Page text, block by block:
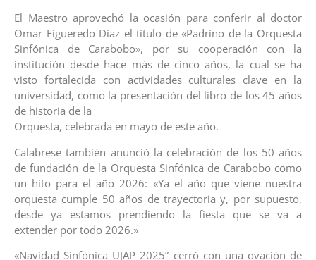
El Maestro aprovechó la ocasión para conferir al doctor
Omar Figueredo Díaz el título de «Padrino de la Orquesta
Sinfónica de Carabobo», por su cooperación con la
institución desde hace más de cinco años, la cual se ha
visto fortalecida con actividades culturales clave en la
universidad, como la presentación del libro de los 45 años
de historia de la
Orquesta, celebrada en mayo de este año.
Calabrese también anunció la celebración de los 50 años
de fundación de la Orquesta Sinfónica de Carabobo como
un hito para el año 2026: «Ya el año que viene nuestra
orquesta cumple 50 años de trayectoria y, por supuesto,
desde ya estamos prendiendo la fiesta que se va a
extender por todo 2026.»
«Navidad Sinfónica UJAP 2025” cerró con una ovación de